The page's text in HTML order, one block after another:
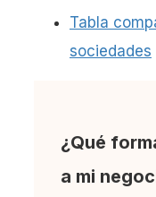
Tabla
sociedades
¿Qué
a mi